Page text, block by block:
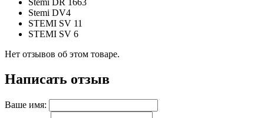
Stemi DR 1663
Stemi DV4
STEMI SV 11
STEMI SV 6
Нет отзывов об этом товаре.
Написать отзыв
Ваше имя: